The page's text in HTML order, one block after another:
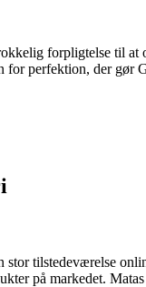
forpligtelse til at
for perfektion, der gør
tilstedeværelse
på markedet.